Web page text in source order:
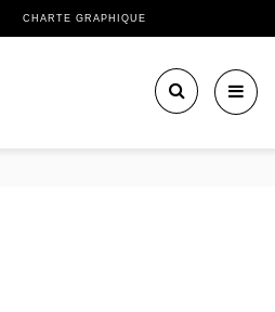
CHARTE GRAPHIQUE